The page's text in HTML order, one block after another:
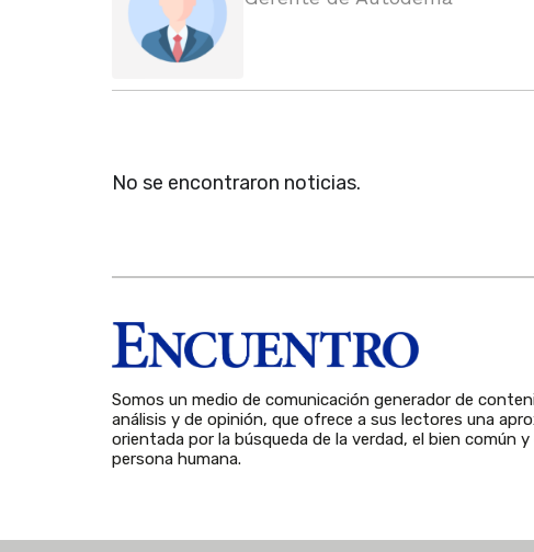
No se encontraron noticias.
Somos un medio de comunicación generador de
análisis y de opinión, que ofrece a sus lectores una
orientada por la búsqueda de la verdad, el bien común
persona humana.